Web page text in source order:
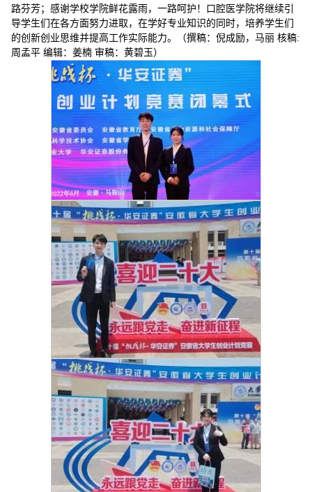
路芬芳；感谢学校学院鲜花露雨，一路呵护！口腔医学院将继续引
导学生们在各方面努力进取，在学好专业知识的同时，培养学生们
的创新创业思维并提高工作实际能力。（撰稿：倪成励，马丽 核稿:
周孟平 编辑：姜楠 审稿：黄碧玉）